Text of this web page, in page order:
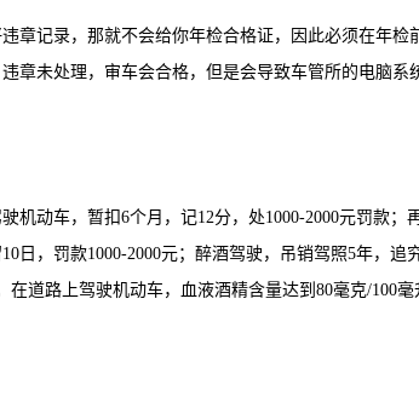
章记录，那就不会给你年检合格证，因此必须在年检
章未处理，审车会合格，但是会导致车管所的电脑系
机动车，暂扣6个月，记12分，处1000-2000元罚款；
日，罚款1000-2000元；醉酒驾驶，吊销驾照5年，追
在道路上驾驶机动车，血液酒精含量达到80毫克/100毫